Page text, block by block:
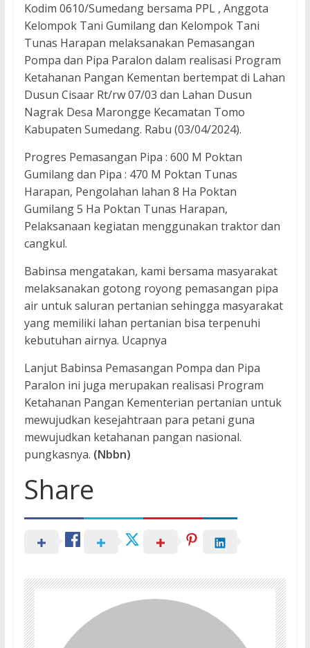
Kodim 0610/Sumedang bersama PPL , Anggota
Kelompok Tani Gumilang dan Kelompok Tani
Tunas Harapan melaksanakan Pemasangan
Pompa dan Pipa Paralon dalam realisasi Program
Ketahanan Pangan Kementan bertempat di Lahan
Dusun Cisaar Rt/rw 07/03 dan Lahan Dusun
Nagrak Desa Marongge Kecamatan Tomo
Kabupaten Sumedang. Rabu (03/04/2024).
Progres Pemasangan Pipa : 600 M Poktan
Gumilang dan Pipa : 470 M Poktan Tunas
Harapan, Pengolahan lahan 8 Ha Poktan
Gumilang 5 Ha Poktan Tunas Harapan,
Pelaksanaan kegiatan menggunakan traktor dan
cangkul.
Babinsa mengatakan, kami bersama masyarakat
melaksanakan gotong royong pemasangan pipa
air untuk saluran pertanian sehingga masyarakat
yang memiliki lahan pertanian bisa terpenuhi
kebutuhan airnya. Ucapnya
Lanjut Babinsa Pemasangan Pompa dan Pipa
Paralon ini juga merupakan realisasi Program
Ketahanan Pangan Kementerian pertanian untuk
mewujudkan kesejahtraan para petani guna
mewujudkan ketahanan pangan nasional.
pungkasnya. (Nbbn)
Share